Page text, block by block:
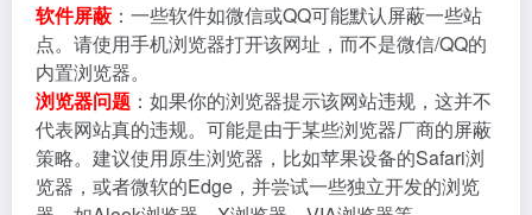
软件屏蔽 ：一些软件如微信或QQ可能默认屏蔽一些站
点。请使用手机浏览器打开该网址，而不是微信/QQ的
内置浏览器。
浏览器问题 ：如果你的浏览器提示该网站违规，这并不
代表网站真的违规。可能是由于某些浏览器厂商的屏蔽
策略。建议使用原生浏览器，比如苹果设备的Safari浏
览器，或者微软的Edge，并尝试一些独立开发的浏览